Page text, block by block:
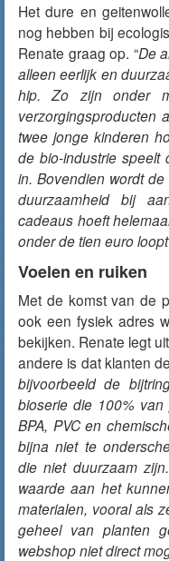
Het dure en
nog hebben bij
Renate graag op. “De
alleen eerlijk en
hip. Zo zijn onder
verzorgingsproducten
twee jonge kinderen
de bio-industrie
in. Bovendien wordt
duurzaamheid bij
cadeaus hoeft
onder de tien euro
Voelen en ruiken
Met de komst van de
ook een fysiek adres
bekijken. Renate legt
andere is dat klanten
bijvoorbeeld de
bioserie die 100%
BPA, PVC en
bijna niet te
die niet duurzaam
waarde aan het
materialen, vooral als
geheel van planten
webshop niet direct